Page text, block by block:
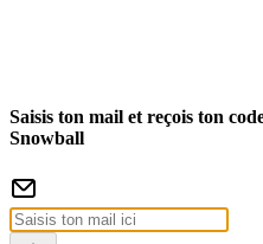
Saisis ton mail et reçois ton
Snowball